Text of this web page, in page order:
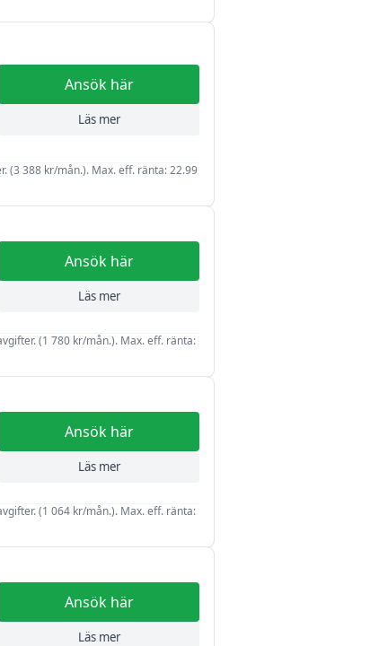
Ansök här
Läs mer
(3 388 kr/mån.). Max. eff. ränta: 22.99
Ansök här
Läs mer
(1 780 kr/mån.). Max. eff. ränta:
Ansök här
Läs mer
(1 064 kr/mån.). Max. eff. ränta:
Ansök här
Läs mer